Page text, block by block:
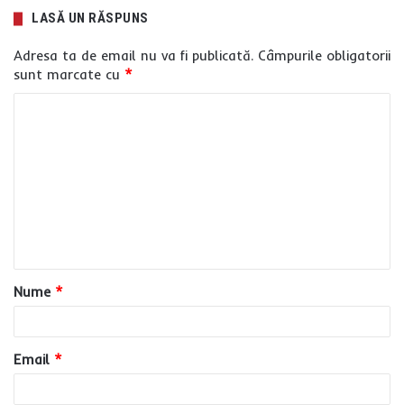
LASĂ UN RĂSPUNS
Adresa ta de email nu va fi publicată. Câmpurile obligatorii
sunt marcate cu *
a
r
u
*
Nume *
Email *